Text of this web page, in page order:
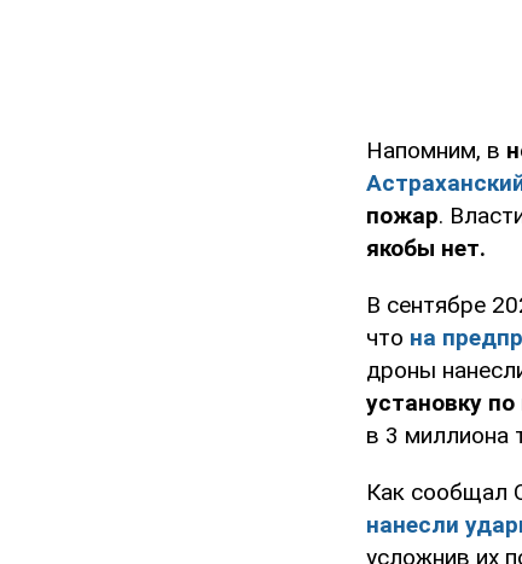
Напомним, в
пожар.
якобы нет.
В сентябре
что на
дроны
установку
в 3 миллиона
Как сообщал
нанесли
усложнив их